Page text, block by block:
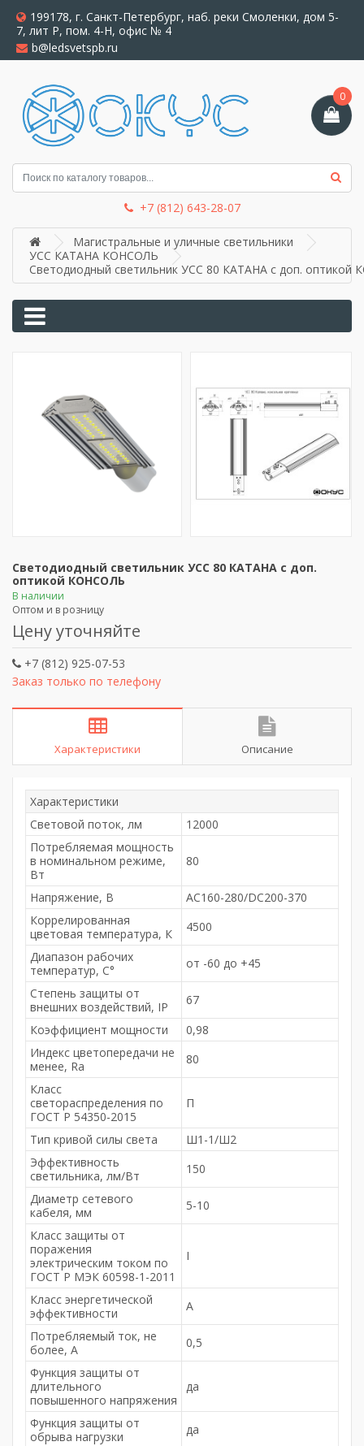
199178, г. Санкт-Петербург, наб. реки Смоленки, дом 5-
7, лит Р, пом. 4-Н, офис № 4
b@ledsvetspb.ru
+7 (812) 643-28-07
0
Магистральные и уличные светильники
УСС КАТАНА КОНСОЛЬ
Светодиодный светильник УСС 80 КАТАНА с доп. оптикой
Светодиодный светильник УСС 80 КАТАНА с доп.
оптикой КОНСОЛЬ
В наличии
Оптом и в розницу
Цену уточняйте
+7 (812) 925-07-53
Заказ только по телефону
Характеристики Описание
Характеристики
Световой поток, лм
12000
Потребляемая мощность
в номинальном режиме,
Вт
80
Напряжение, В
AC160-280/DC200-370
Коррелированная
цветовая температура, К
4500
Диапазон рабочих
температур, С°
от -60 до +45
Степень защиты от
внешних воздействий, IP
67
Коэффициент мощности
0,98
Индекс цветопередачи не
менее, Ra
80
Класс
светораспределения по
ГОСТ Р 54350-2015
П
Тип кривой силы света
Ш1-1/Ш2
Эффективность
светильника, лм/Вт
150
Диаметр сетевого
кабеля, мм
5-10
Класс защиты от
поражения
электрическим током по
ГОСТ Р МЭК 60598-1-2011
I
Класс энергетической
эффективности
А
Потребляемый ток, не
более, A
0,5
Функция защиты от
длительного
повышенного напряжения
да
Функция защиты от
обрыва нагрузки
да